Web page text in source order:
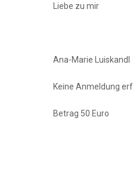
Liebe zu mir
Ana-Marie Luiskandl
Keine Anmeldung
Betrag 50 Euro